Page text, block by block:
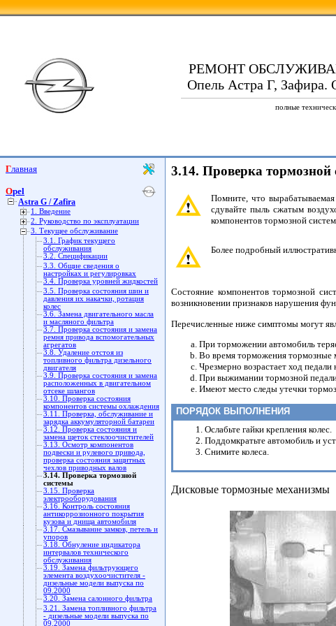
РЕМОНТ
Опель Астра Г, Зафира.
полные
Главная
Opel
Astra G / Zafira
1. Введение
2. Руководство по эксплуатации
3. Текущее обслуживание
3.1. График текущего
обслуживания
3.2. Спецификации
3.3. Общие сведения о
настройках и регулировках
3.4. Проверка уровней жидкостей
3.5. Проверка состояния шин и
давления их накачки, ротация
колес
3.6. Замена двигательного масла
и масляного фильтра
3.7. Проверка состояния и замена
ремня привода вспомогательных
агрегатов
3.8. Удаление отстоя из
топливного фильтра дизельного
двигателя
3.9. Проверка состояния и замена
расположенных в двигательном
отсеке шлангов
3.10. Проверка состояния
компонентов системы охлаждения
3.11. Проверка, обслуживание и
зарядка аккумуляторной батареи
3.12. Проверка состояния и
замена щеток стеклоочистителей
3.13. Осмотр компонентов
подвески и рулевого привода,
проверка состояния защитных
чехлов приводных валов
3.14. Проверка тормозной
системы
3.15. Проверка
электрооборудования
3.16. Контроль состояния
антикоррозионного покрытия
кузова и днища автомобиля
3.17. Смазывание замков, петель и
упоров
3.18. Обнуление индикатора
интервалов технического
обслуживания
3.19. Замена фильтрующего
элемента воздухоочистителя -
дизельные модели выпуска по
09.2000
3.20. Замена салонного фильтра
3.21. Замена топливного фильтра
- дизельные модели выпуска по
09.2000
3.14. Проверка тормозной
Помните, что
сдувайте пыль сжатым
компонентов тормозной
Более подробный
Состояние компонентов тормозной
возникновении признаков нарушения
Перечисленные ниже симптомы могут
При торможении автомобиль
Во время торможения тормозные
Чрезмерно возрастает ход
При выжимании тормозной
Имеют место следы утечки
ПОРЯДОК ВЫПОЛНЕНИЯ
Ослабьте гайки крепления колес.
Поддомкратьте автомобиль и
Снимите колеса.
Дисковые тормозные механизмы